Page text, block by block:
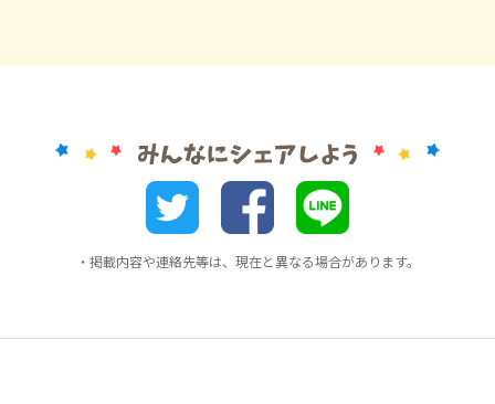
・掲載内容や連絡先等は、現在と異なる場合があります。